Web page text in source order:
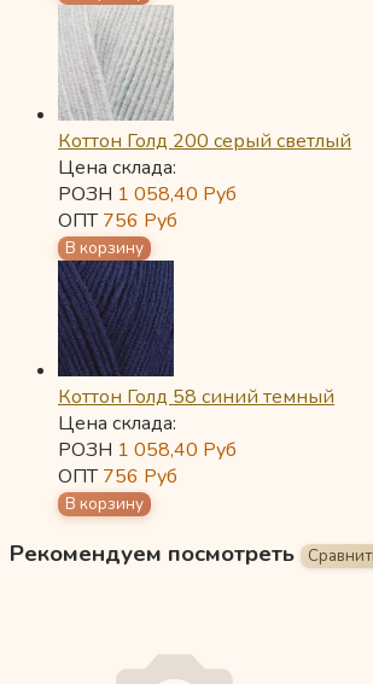
Коттон Голд 200 серый светлый
Цена склада:
РОЗН 1 058,40 Руб
ОПТ756 Руб
Коттон Голд 58 синий темный
Цена склада:
РОЗН 1 058,40 Руб
ОПТ756 Руб
Рекомендуем посмотреть